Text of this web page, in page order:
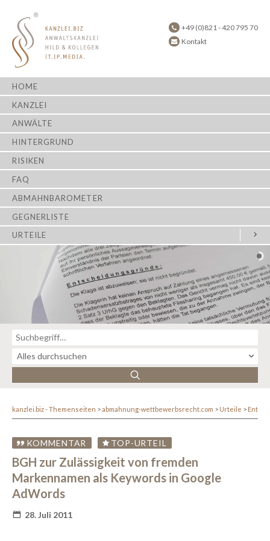
+49 (0)821 - 420 795 70
Kontakt
HOME
KANZLEI
ANWÄLTE
HINTERGRUND
RISIKEN
FAQ
ABMAHNBAROMETER
GEGNERLISTE
URTEILE
kanzlei.biz - Themenseiten abmahnung-wettbewerbsrecht.com Urteile
KOMMENTAR TOP-URTEIL
BGH zur Zulässigkeit von fremden
Markennamen als Keywords in Google
AdWords
28. Juli 2011